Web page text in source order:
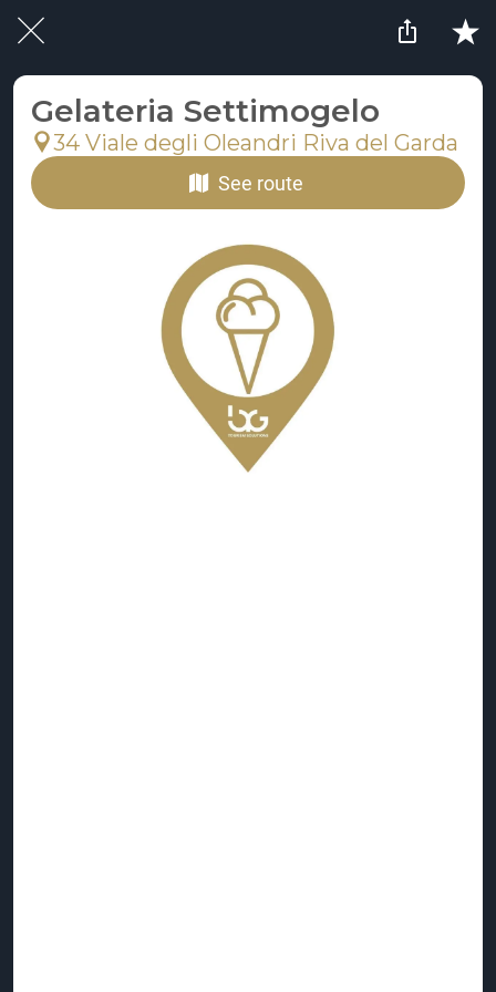
Gelateria Settimogelo
34 Viale degli Oleandri Riva del Garda
See route